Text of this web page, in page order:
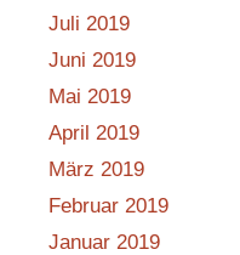
Juli 2019
Juni 2019
Mai 2019
April 2019
März 2019
Februar 2019
Januar 2019